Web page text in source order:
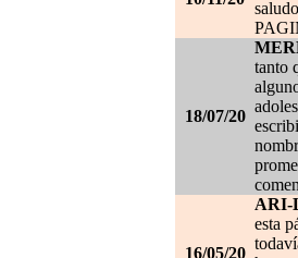
18/07/20
tanto
16/05/20
ARI-
esta